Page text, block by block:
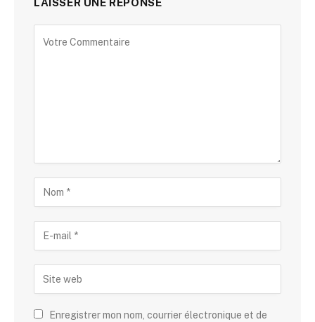
LAISSER UNE RÉPONSE
Enregistrer mon nom, courrier électronique et de